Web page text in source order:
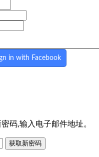
in with Facebook
码,输入电子邮件地址。